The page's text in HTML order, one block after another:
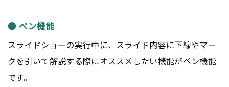
● ペン機能
スライドショーの実行中に、スライド内容に下線やマー
クを引いて解説する際にオススメしたい機能がペン機能
です。